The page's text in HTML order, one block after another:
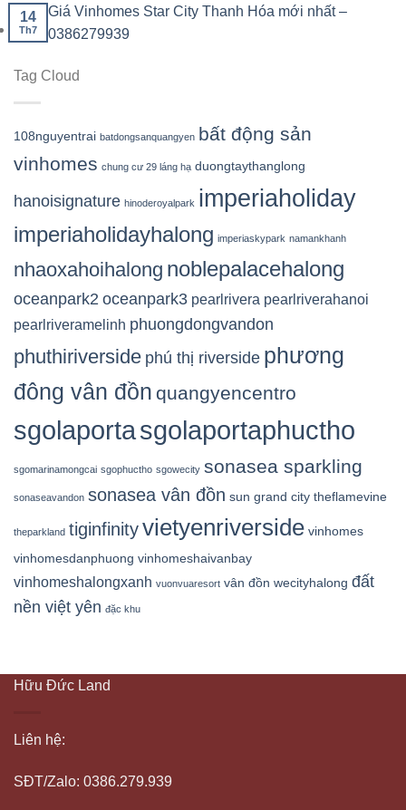
14
Th7
Giá Vinhomes Star City Thanh Hóa mới nhất –
0386279939
Tag Cloud
108nguyentrai batdongsanquangyen bất động sản
vinhomes chung cư 29 láng hạ duongtaythanglong
hanoisignature hinoderoyalpark imperiaholiday
imperiaholidayhalong imperiaskypark namankhanh
nhaoxahoihalong noblepalacehalong
oceanpark2 oceanpark3 pearlrivera pearlriverahanoi
pearlriveramelinh phuongdongvandon
phuthiriverside phú thị riverside phương
đông vân đồn quangyencentro
sgolaportasgolaportaphuctho
sgomarinamongcai sgophuctho sgowecity sonasea sparkling
sonaseavandon sonasea vân đồn sun grand city theflamevine
theparkland tiginfinityvietyenriverside vinhomes
vinhomesdanphuong vinhomeshaivanbay
vinhomeshalongxanh vuonvuaresort vân đồn wecityhalong đất
nền việt yên đặc khu
Hữu Đức Land
Liên hệ:
SĐT/Zalo: 0386.279.939